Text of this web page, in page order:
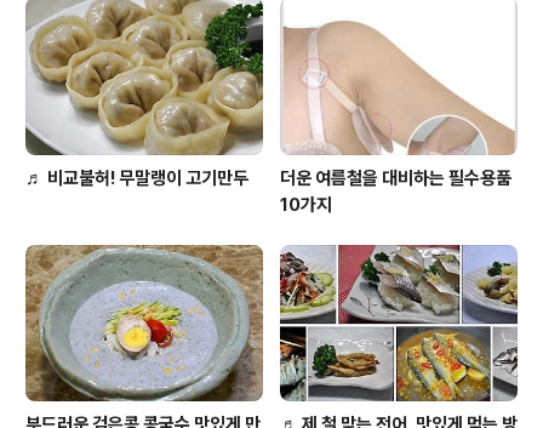
♬ 비교불허! 무말랭이 고기만두
더운 여름철을 대비하는 필수용품
10가지